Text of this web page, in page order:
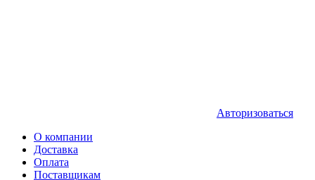
Авторизоваться
О компании
Доставка
Оплата
Поставщикам